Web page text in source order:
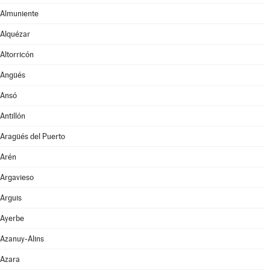
Almuniente
Alquézar
Altorricón
Angüés
Ansó
Antillón
Aragüés del Puerto
Arén
Argavieso
Arguis
Ayerbe
Azanuy-Alins
Azara